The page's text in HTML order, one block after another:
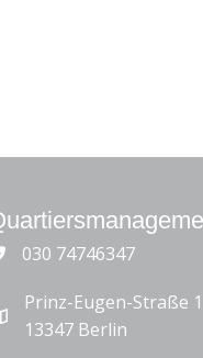
030 74746347
Prinz-Eugen-Straße 1
13347 Berlin